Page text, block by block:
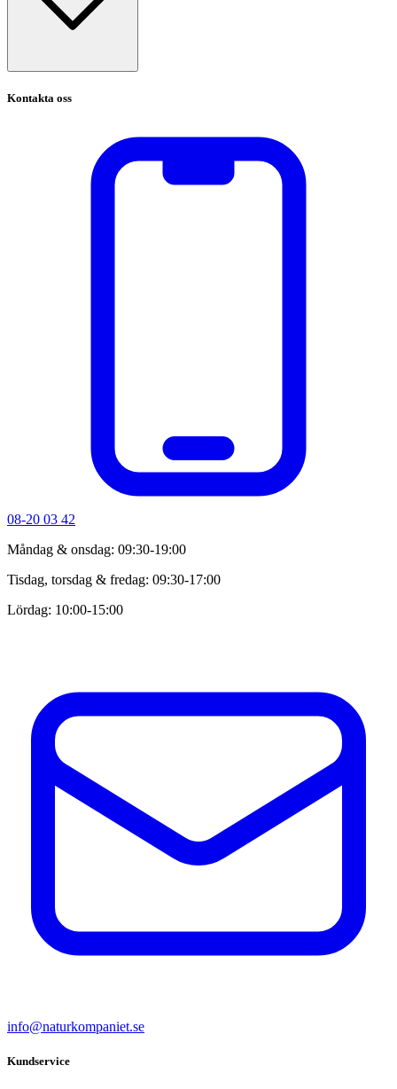
Kontakta oss
08-20 03 42
Måndag & onsdag: 09:30-19:00
Tisdag, torsdag & fredag: 09:30-17:00
Lördag: 10:00-15:00
info@naturkompaniet.se
Kundservice